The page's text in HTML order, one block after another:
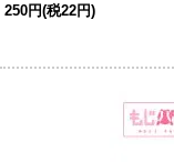
250円(税22円)